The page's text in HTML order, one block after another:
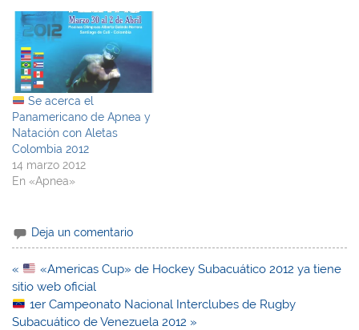
Se acerca el
Panamericano de Apnea y
Natación con Aletas
Colombia 2012
14 marzo 2012
En «Apnea»
Deja un comentario
Navegación
de
entradas
«
«Americas Cup» de Hockey Subacuático 2012 ya tiene
sitio web oficial
1er Campeonato Nacional Interclubes de Rugby
Subacuático de Venezuela 2012 »